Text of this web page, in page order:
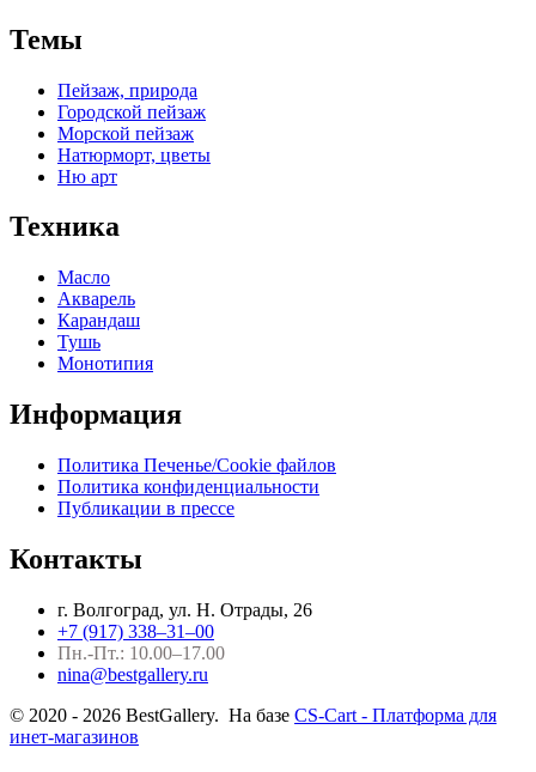
Темы
Пейзаж, природа
Городской пейзаж
Морской пейзаж
Натюрморт, цветы
Ню арт
Техника
Масло
Акварель
Карандаш
Тушь
Монотипия
Информация
Политика Печенье/Cookie файлов
Политика конфиденциальности
Публикации в прессе
Контакты
г. Волгоград, ул. Н. Отрады, 26
+7 (917) 338–31–00
Пн.-Пт.: 10.00–17.00
nina@bestgallery.ru
© 2020 - 2026 BestGallery. На базе CS-Cart - Платформа для
инет-магазинов